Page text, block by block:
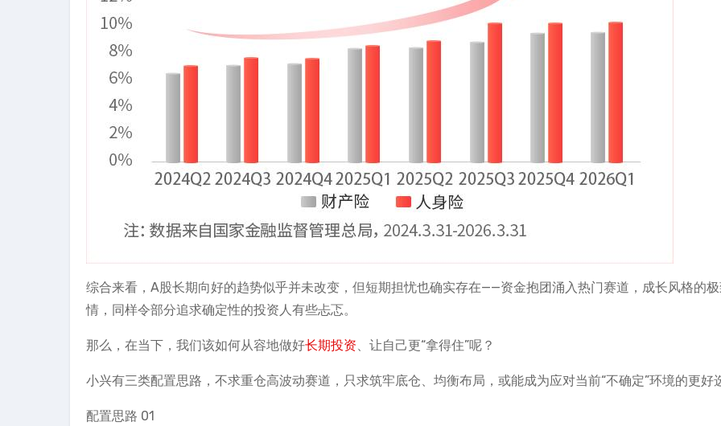
综合来看，A股长期向好的趋势似乎并未改变，但短期担忧也确实存在——资金抱团涌入热门赛道，成长风格的
情，同样令部分追求确定性的投资人有些忐忑。
那么，在当下，我们该如何从容地做好长期投资、让自己更“拿得住”呢？
小兴有三类配置思路，不求重仓高波动赛道，只求筑牢底仓、均衡布局，或能成为应对当前“不确定”环境的更好
配置思路 01